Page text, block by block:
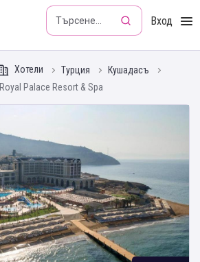
да пътуваш Вход
Хотели Турция
Кушадасъ
Palace Resort & Spa